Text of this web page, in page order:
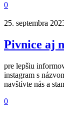
0
25. septembra
Pivnice aj
pre lepšiu
instagram s
navštívte nás a
0